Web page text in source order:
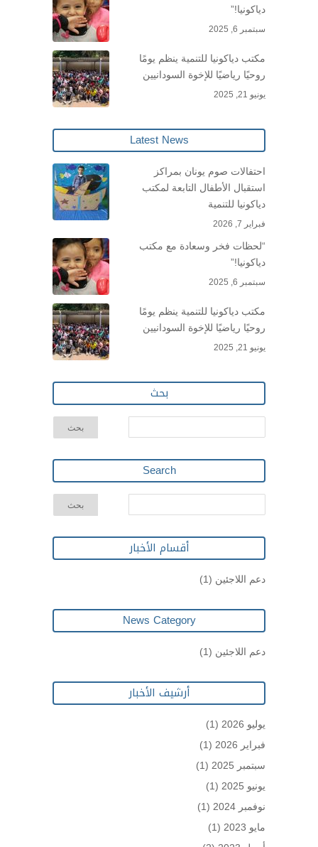
دياكونيا!”
سبتمبر 6, 2025
مكتب دياكونيا للتنمية ينظم يومًا
روحيًا رياضيًا للإخوة السودانيين
يونيو 21, 2025
Latest News
احتفالات صوم يونان بمراكز
استقبال الأطفال التابعة لمكتب
دياكونيا للتنمية
فبراير 7, 2026
“لحظات فخر وسعادة مع مكتب
دياكونيا!”
سبتمبر 6, 2025
مكتب دياكونيا للتنمية ينظم يومًا
روحيًا رياضيًا للإخوة السودانيين
يونيو 21, 2025
بحث
Search
أقسام الأخبار
دعم اللاجئين (1)
News Category
دعم اللاجئين (1)
أرشيف الأخبار
يوليو 2026
(1)
فبراير 2026
(1)
سبتمبر 2025
(1)
يونيو 2025
(1)
نوفمبر 2024
(1)
مايو 2023
(1)